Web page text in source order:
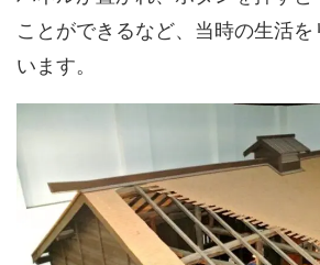
ことができるなど、当時の生活
います。